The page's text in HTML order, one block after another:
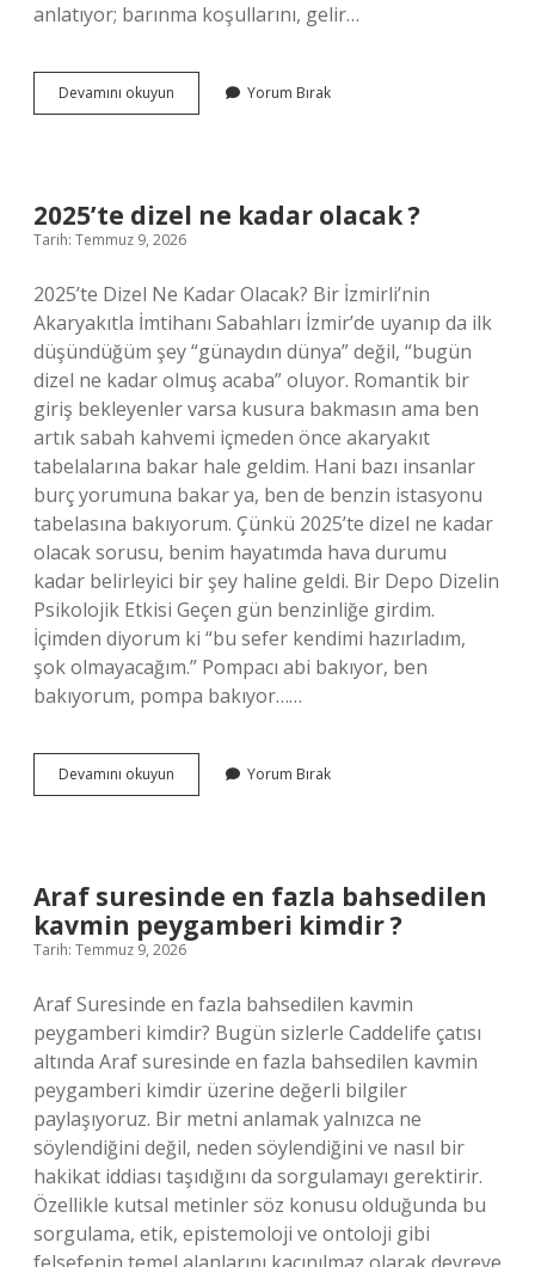
anlatıyor; barınma koşullarını, gelir…
Devamını okuyun
basıncı
Yorum Bırak
2025’te dizel ne kadar olacak ?
Tarih: Temmuz 9, 2026
2025’te Dizel Ne Kadar Olacak? Bir İzmirli’nin
Akaryakıtla İmtihanı Sabahları İzmir’de uyanıp da ilk
düşündüğüm şey “günaydın dünya” değil, “bugün
dizel ne kadar olmuş acaba” oluyor. Romantik bir
giriş bekleyenler varsa kusura bakmasın ama ben
artık sabah kahvemi içmeden önce akaryakıt
tabelalarına bakar hale geldim. Hani bazı insanlar
burç yorumuna bakar ya, ben de benzin istasyonu
tabelasına bakıyorum. Çünkü 2025’te dizel ne kadar
olacak sorusu, benim hayatımda hava durumu
kadar belirleyici bir şey haline geldi. Bir Depo Dizelin
Psikolojik Etkisi Geçen gün benzinliğe girdim.
İçimden diyorum ki “bu sefer kendimi hazırladım,
şok olmayacağım.” Pompacı abi bakıyor, ben
bakıyorum, pompa bakıyor……
Devamını okuyun
dizel
Yorum Bırak
Araf suresinde en fazla bahsedilen
kavmin peygamberi kimdir ?
Tarih: Temmuz 9, 2026
Araf Suresinde en fazla bahsedilen kavmin
peygamberi kimdir? Bugün sizlerle Caddelife çatısı
altında Araf suresinde en fazla bahsedilen kavmin
peygamberi kimdir üzerine değerli bilgiler
paylaşıyoruz. Bir metni anlamak yalnızca ne
söylendiğini değil, neden söylendiğini ve nasıl bir
hakikat iddiası taşıdığını da sorgulamayı gerektirir.
Özellikle kutsal metinler söz konusu olduğunda bu
sorgulama, etik, epistemoloji ve ontoloji gibi